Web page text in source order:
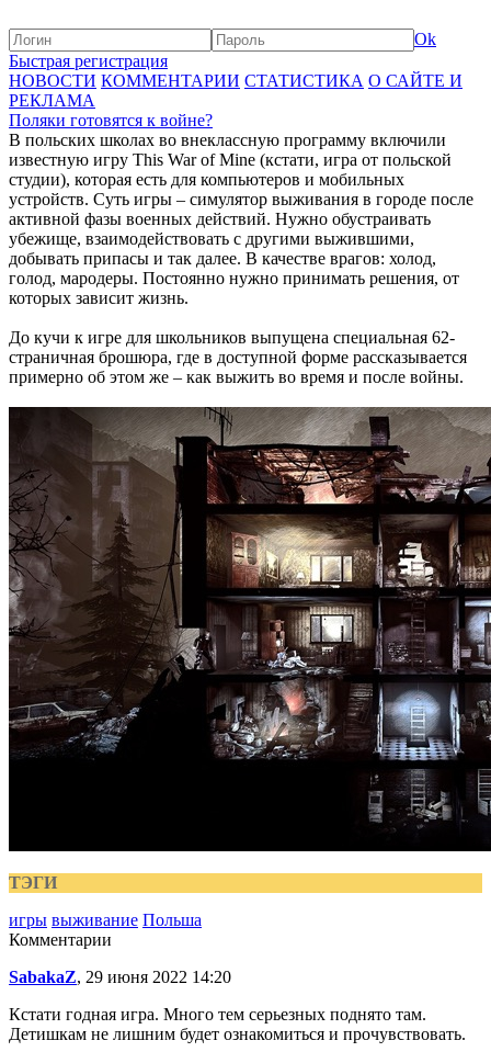
Ok
Быстрая регистрация
НОВОСТИ КОММЕНТАРИИ СТАТИСТИКА О САЙТЕ И
РЕКЛАМА
Поляки готовятся к войне?
В польских школах во внеклассную программу включили
известную игру This War of Mine (кстати, игра от польской
студии), которая есть для компьютеров и мобильных
устройств. Суть игры – симулятор выживания в городе после
активной фазы военных действий. Нужно обустраивать
убежище, взаимодействовать с другими выжившими,
добывать припасы и так далее. В качестве врагов: холод,
голод, мародеры. Постоянно нужно принимать решения, от
которых зависит жизнь.
До кучи к игре для школьников выпущена специальная 62-
страничная брошюра, где в доступной форме рассказывается
примерно об этом же – как выжить во время и после войны.
ТЭГИ
игры выживание Польша
Комментарии
SabakaZ, 29 июня 2022 14:20
Кстати годная игра. Много тем серьезных поднято там.
Детишкам не лишним будет ознакомиться и прочувствовать.